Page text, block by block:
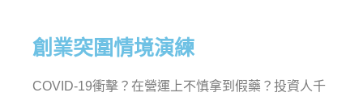
創業突圍情境演練
COVID-19衝擊？在營運上不慎拿到假藥？投資人千